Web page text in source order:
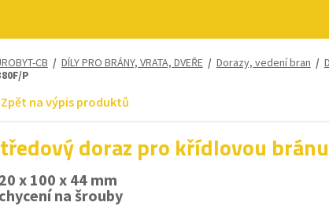
CB / DÍLY PRO BRÁNY, VRATA, DVEŘE/ Dorazy, vedení bran /
P
Zpět na výpis produktů
doraz pro křídlovou
x 100 x 44 mm
na šrouby